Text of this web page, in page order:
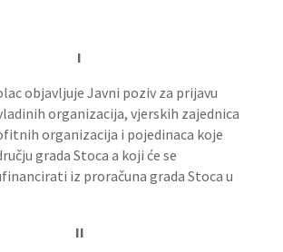
I
objavljuje Javni poziv za prijavu
organizacija, vjerskih zajednica
organizacija i pojedinaca koje
grada Stoca a koji će se
iz proračuna grada Stoca u
II